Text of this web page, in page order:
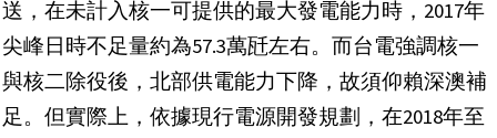
送，在未計入核一可提供的最大發電能力時，2017年
尖峰日時不足量約為57.3萬瓩左右。而台電強調核一
與核二除役後，北部供電能力下降，故須仰賴深澳補
足。但實際上，依據現行電源開發規劃，在2018年至